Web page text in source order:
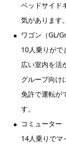
ベッドサイド
気があります
ワゴン（GL/
10人乗りがで
広い室内を活
グループ向け
免許で運転が
す。
コミューター
14人乗りでマ